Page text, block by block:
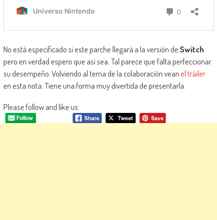
No está especificado si este parche llegará a la versión deSwitch
pero en verdad espero que así sea. Tal parece que falta perfeccionar
su desempeño. Volviendo al tema de la colaboración veanel tráiler
en esta nota. Tiene una forma muy divertida de presentarla.
Please follow and like us: